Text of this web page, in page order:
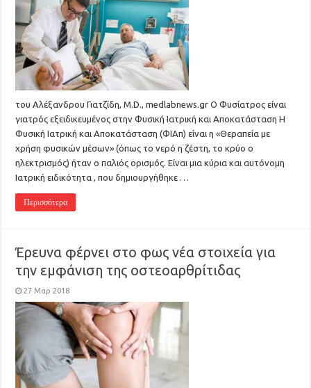
του Αλέξανδρου Γιατζίδη, M.D., medlabnews.gr Ο Φυσίατρος είναι
γιατρός εξειδικευμένος στην Φυσική Ιατρική και Αποκατάσταση Η
Φυσική Ιατρική και Αποκατάσταση (ΦΙΑπ) είναι η «Θεραπεία με
χρήση φυσικών μέσων» (όπως το νερό η ζέστη, το κρύο ο
ηλεκτρισμός) ήταν ο παλιός ορισμός. Είναι μια κύρια και αυτόνομη
Ιατρική ειδικότητα , που δημιουργήθηκε …
Περισσότερα
Έρευνα φέρνει στο φως νέα στοιχεία για
την εμφάνιση της οστεοαρθρίτιδας
27 Μαρ 2018